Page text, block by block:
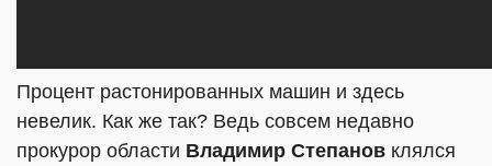
Процент растонированных машин и здесь
невелик. Как же так? Ведь совсем недавно
прокурор области Владимир Степанов клялся